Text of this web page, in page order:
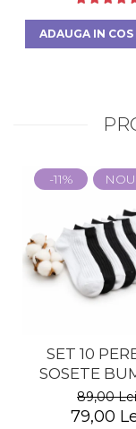
ADAUGA IN COS
-11% NOU
SET 10
SOSETE
SCURTE -
89,00 Lei
79,00